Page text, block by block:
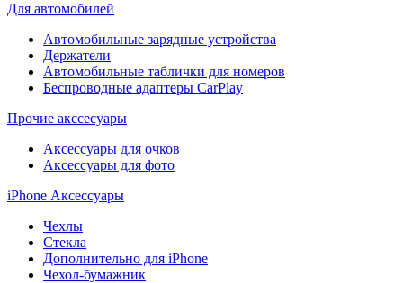
Для автомобилей
Автомобильные зарядные устройства
Держатели
Автомобильные таблички для номеров
Беспроводные адаптеры CarPlay
Прочие акссесуары
Аксессуары для очков
Аксессуары для фото
iPhone Аксессуары
Чехлы
Стекла
Дополнительно для iPhone
Чехол-бумажник